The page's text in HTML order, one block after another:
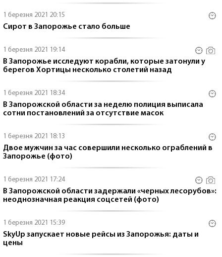
1 березня 2021 20:15
Сирот в Запорожье стало больше
1 березня 2021 19:14
В Запорожье исследуют корабли, которые затонули у
берегов Хортицы несколько столетий назад
1 березня 2021 18:34
В Запорожской области за неделю полиция выписала
сотни постановлений за отсутствие масок
1 березня 2021 18:13
Двое мужчин за час совершили несколько ограблений в
Запорожье (фото)
1 березня 2021 17:24
В Запорожской области задержали «черных лесорубов»:
неоднозначная реакция соцсетей (фото)
1 березня 2021 15:39
SkyUp запускает новые рейсы из Запорожья: даты и
цены